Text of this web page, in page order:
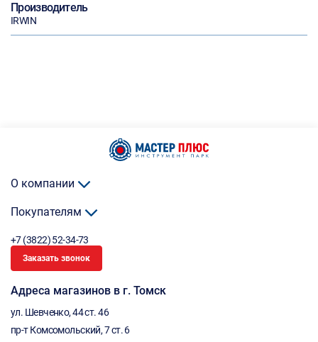
Производитель
IRWIN
О компании
Покупателям
+7 (3822) 52-34-73
Заказать звонок
Адреса магазинов в г. Томск
ул. Шевченко, 44 ст. 46
пр-т Комсомольский, 7 ст. 6